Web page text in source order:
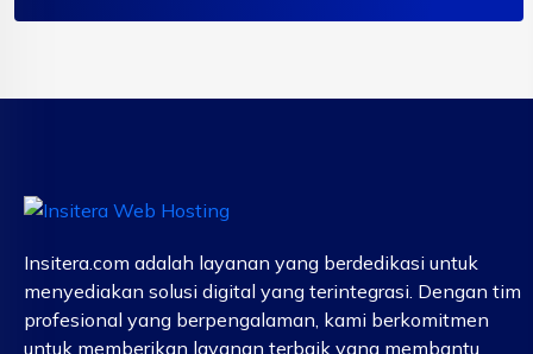
Insitera.com adalah layanan yang berdedikasi untuk
menyediakan solusi digital yang terintegrasi. Dengan tim
profesional yang berpengalaman, kami berkomitmen
untuk memberikan layanan terbaik yang membantu